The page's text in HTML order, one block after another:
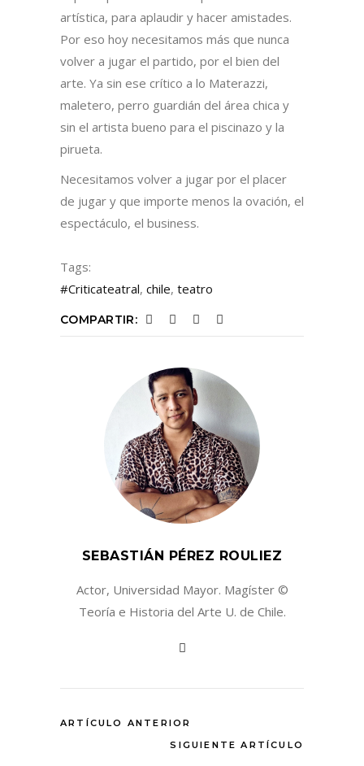
artística, para aplaudir y hacer amistades.
Por eso hoy necesitamos más que nunca
volver a jugar el partido, por el bien del
arte. Ya sin ese crítico a lo Materazzi,
maletero, perro guardián del área chica y
sin el artista bueno para el piscinazo y la
pirueta.
Necesitamos volver a jugar por el placer
de jugar y que importe menos la ovación, el
espectáculo, el business.
Tags:
#Criticateatral, chile, teatro
COMPARTIR:
SEBASTIÁN PÉREZ ROULIEZ
Actor, Universidad Mayor. Magíster ©
Teoría e Historia del Arte U. de Chile.
ARTÍCULO ANTERIOR
SIGUIENTE ARTÍCULO